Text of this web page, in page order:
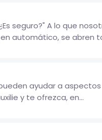
seguro?" A lo que
automático, se abren
ayudar a
y te ofrezca, en...